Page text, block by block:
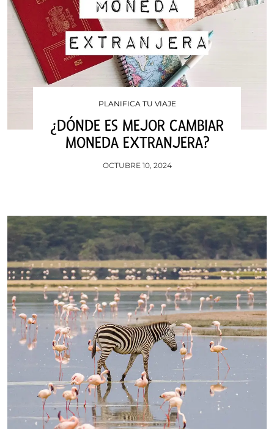
PLANIFICA TU VIAJE
¿DÓNDE ES MEJOR CAMBIAR
MONEDA EXTRANJERA?
OCTUBRE 10, 2024